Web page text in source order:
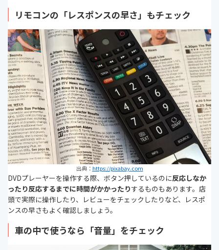
リモコンの「レスポンスの早さ」もチェック
出典： https://pixabay.com
DVDプレーヤーを操作する際、ボタン押しているのに反応しなか
ったり反応するまでに時間がかかったりするものもあります。店
頭で実際に操作したり、レビューをチェックしたりなど、レスポ
ンスの早さもよく確認しましょう。
車の中で使うなら「音量」をチェック